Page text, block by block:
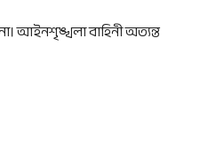
না। আইনশৃঙ্খলা বাহিনী অত্যন্ত